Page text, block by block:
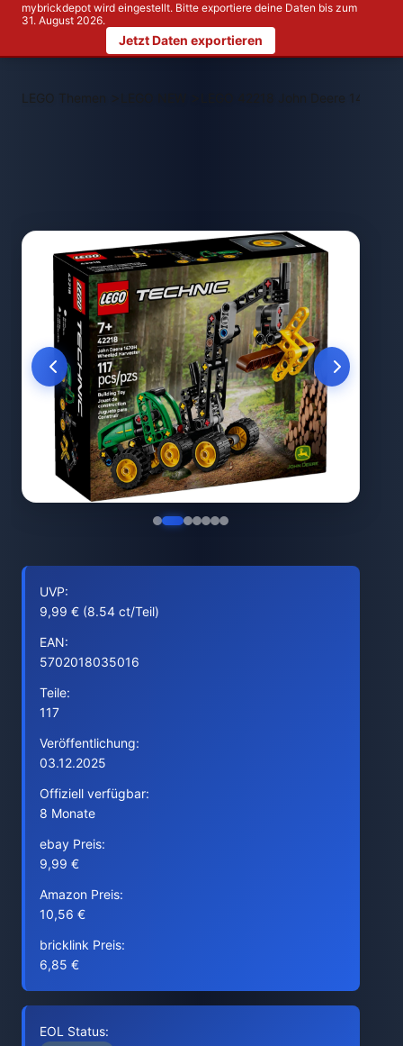
mybrickdepot wird eingestellt. Bitte exportiere deine Daten bis zum
31. August 2026.
Jetzt Daten exportieren
LEGO Themen > LEGO 42218 John Deere 1470H
UVP:
9,99 € (8.54 ct/Teil)
EAN:
5702018035016
Teile:
117
Veröffentlichung:
03.12.2025
Offiziell verfügbar:
8 Monate
ebay Preis:
9,99 €
Amazon Preis:
10,56 €
bricklink Preis:
6,85 €
EOL Status: